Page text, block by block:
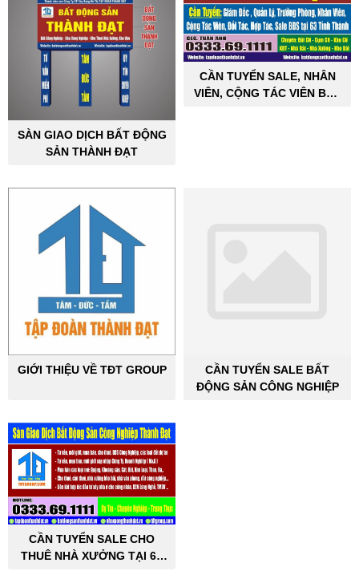
SÀN GIAO DỊCH BẤT ĐỘNG
SẢN THÀNH ĐẠT
CẦN TUYỂN SALE, NHÂN
VIÊN, CỘNG TÁC VIÊN BẤT
GIỚI THIỆU VỀ TĐT GROUP
CẦN TUYỂN SALE BẤT
ĐỘNG SẢN CÔNG NGHIỆP
CẦN TUYỂN SALE CHO
THUÊ NHÀ XƯỞNG TẠI 63